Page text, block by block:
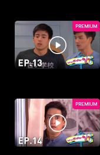
PREMIUM
PREMIUM